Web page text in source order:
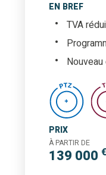
EN BREF
TVA
PRIX
À PARTIR DE
139 000 €